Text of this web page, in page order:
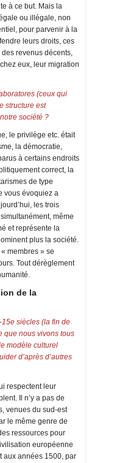
à ce but. Mais la
ou illégale, non
pour parvenir à la
leurs droits, ces
revenus décents,
eux, leur migration
(ceux qui
structure est
société ?
le privilège etc. était
la démocratie,
à certains endroits
correct, la
de type
vous évoquiez a
les trois
même
et représente la
plus la société.
membres » se
Tout dérèglement
de la
siècles (la fin de
que nous vivons tous
modèle culturel
d’après d’autres
respectent leur
Il n’y a pas de
venues du sud-est
le même genre de
ressources pour
européenne
aux années 1500, par